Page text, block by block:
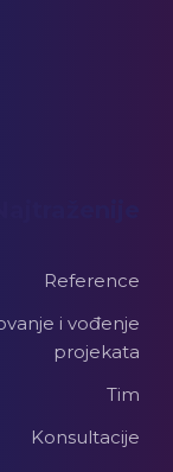
Reference
i vođenje
projekata
Tim
Konsultacije